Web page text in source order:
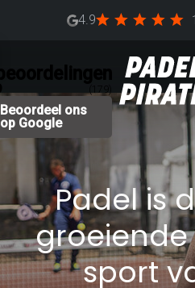
Beoordeel ons
op Google
4.9
Padel is
sport